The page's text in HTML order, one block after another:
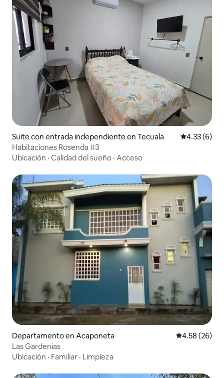
Suite con entrada independiente en Tecuala Calificación
4.33 (6)
Habitaciones Rosenda #3
Ubicación · Calidad del sueño · Acceso
Departamento en Acaponeta Calificación
4.58 (26)
Las Gardenias
Ubicación · Familiar · Limpieza